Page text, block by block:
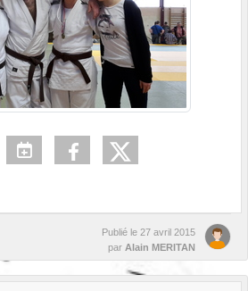
Publié le 27 avril 2015
par Alain MERITAN